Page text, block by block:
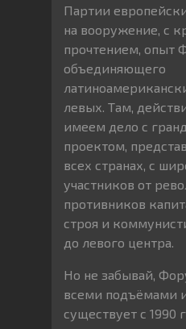
Партии
на вооружение, с
прочтением, опыт
объединяющего
левых. Там,
имеем дело с
проектом,
всех странах, с
участников от
противников
строя и
до левого центра.
Но не забывай,
всеми подъёмами
существует с 1990